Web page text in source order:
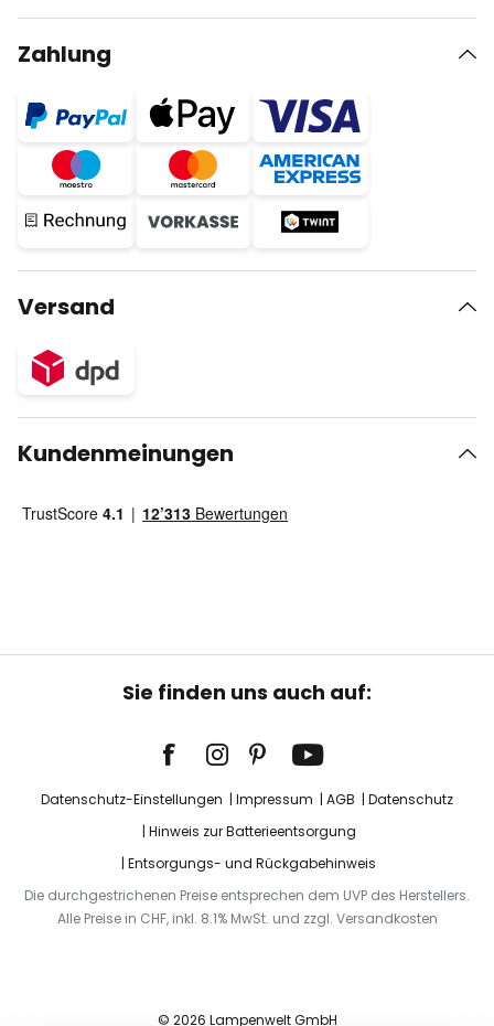
Zahlung
Versand
Kundenmeinungen
Sie finden uns auch auf:
Datenschutz-Einstellungen Impressum AGB
Datenschutz
Hinweis zur Batterieentsorgung
Entsorgungs- und Rückgabehinweis
Die durchgestrichenen Preise entsprechen dem UVP des Herstellers.
Alle Preise in CHF, inkl. 8.1% MwSt. und zzgl. Versandkosten
© 2026 Lampenwelt GmbH